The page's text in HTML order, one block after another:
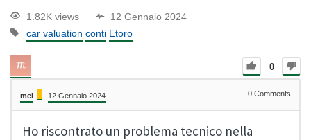
1.82K views
12 Gennaio 2024
car valuation conti Etoro
0
mel 12 Gennaio 2024 0 Comments
Ho riscontrato un problema tecnico nella